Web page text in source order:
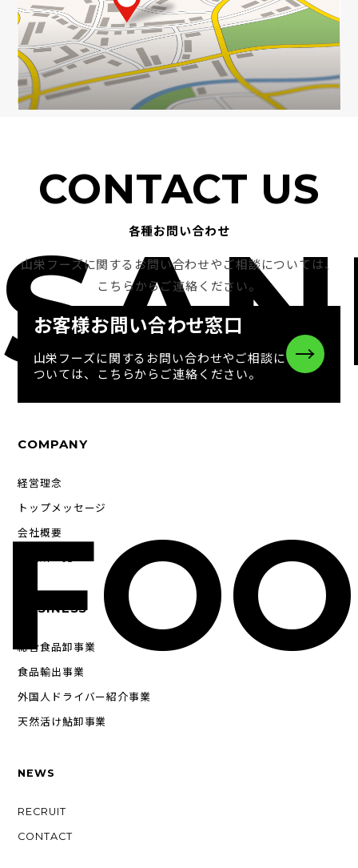
CONTACT US
各種お問い合わせ
山栄フーズに関するお問い合わせやご相談については、
こちらからご連絡ください。
お客様お問い合わせ窓口
山栄フーズに関するお問い合わせやご相談に
ついては、こちらからご連絡ください。
→
COMPANY
経営理念
トップメッセージ
会社概要
BUSINESS
総合食品卸事業
食品輸出事業
外国人ドライバー紹介事業
天然活け鮎卸事業
NEWS
RECRUIT
CONTACT